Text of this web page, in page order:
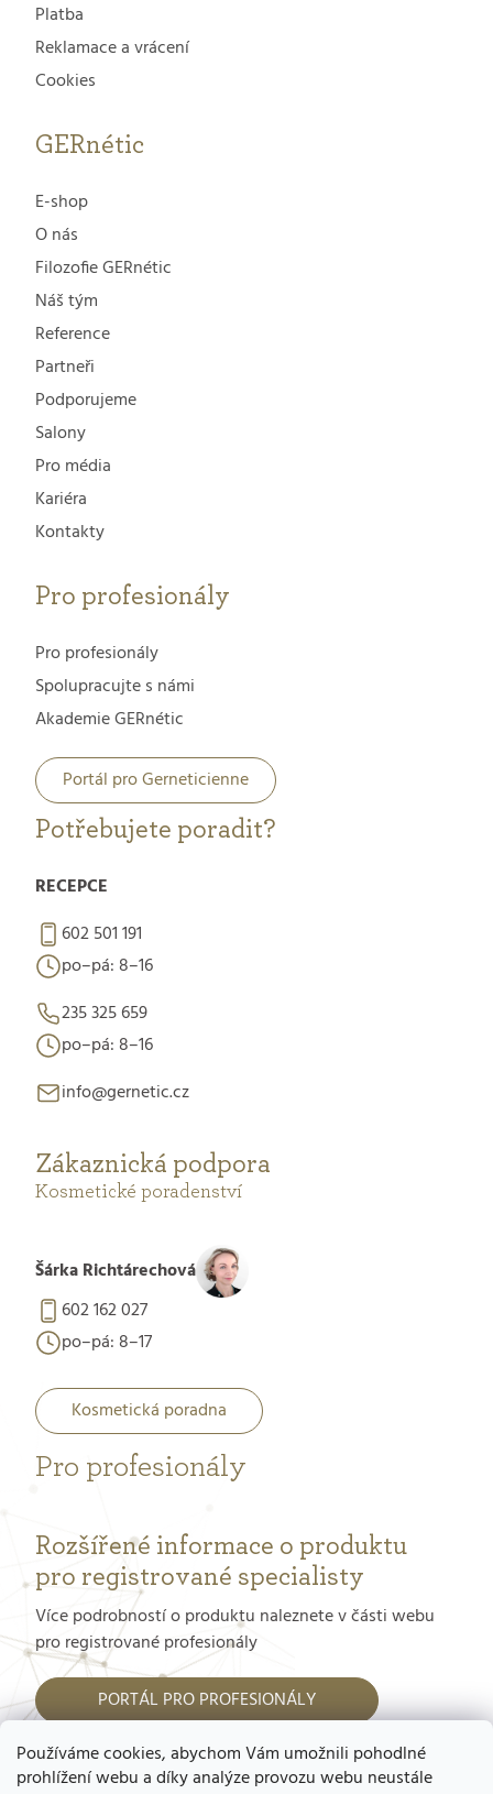
Používáme cookies, abychom Vám umožnili pohodlné
prohlížení webu a díky analýze provozu webu neustále
Platba
Reklamace a vrácení
Cookies
GERnétic
E-shop
O nás
Filozofie GERnétic
Náš tým
Reference
Partneři
Podporujeme
Salony
Pro média
Kariéra
Kontakty
Pro profesionály
Pro profesionály
Spolupracujte s námi
Akademie GERnétic
Portál pro Gerneticienne
Potřebujete poradit?
RECEPCE
602 501 191
po–pá: 8–16
235 325 659
po–pá: 8–16
info@gernetic.cz
Zákaznická podpora
Kosmetické poradenství
Šárka Richtárechová
602 162 027
po–pá: 8–17
Kosmetická poradna
Pro profesionály
Rozšířené informace o produktu
pro registrované specialisty
Více podrobností o produktu naleznete v části webu
pro registrované profesionály
PORTÁL PRO PROFESIONÁLY
Jak dostat přístup do tohoto portálu?